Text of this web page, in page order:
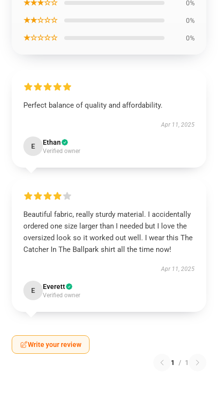
★★★☆☆ 0%
★★☆☆☆ 0%
★☆☆☆☆ 0%
Perfect balance of quality and affordability.
Apr 11, 2025
E Ethan
Verified owner
Beautiful fabric, really sturdy material. I accidentally
ordered one size larger than I needed but I love the
oversized look so it worked out well. I wear this The
Catcher In The Ballpark shirt all the time now!
Apr 11, 2025
E Everett
Verified owner
Write your review
1 / 1